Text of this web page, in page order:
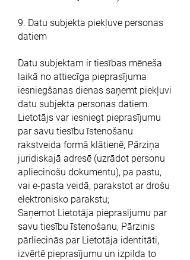
9. Datu subjekta piekļuve personas
datiem
Datu subjektam ir tiesības mēneša
laikā no attiecīga pieprasījuma
iesniegšanas dienas saņemt piekļuvi
datu subjekta personas datiem.
Lietotājs var iesniegt pieprasījumu
par savu tiesību īstenošanu
rakstveida formā klātienē, Pārziņa
juridiskajā adresē (uzrādot personu
apliecinošu dokumentu), pa pastu,
vai e-pasta veidā, parakstot ar drošu
elektronisko parakstu;
Saņemot Lietotāja pieprasījumu par
savu tiesību īstenošanu, Pārzinis
pārliecinās par Lietotāja identitāti,
izvērtē pieprasījumu un izpilda to